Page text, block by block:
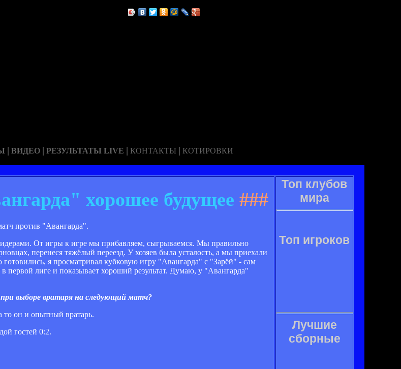
| ВИДЕО | РЕЗУЛЬТАТЫ LIVE | КОНТАКТЫ | КОТИРОВКИ
хорошее будущее ###
против "Авангарда".
От игры к игре мы прибавляем, сыгрываемся. Мы правильно
перенеся тяжёлый переезд. У хозяев была усталость, а мы приехали
я просматривал кубковую игру "Авангарда" с "Зарёй" - сам
первой лиге и показывает хороший результат. Думаю, у "Авангарда"
выборе вратаря на следующий матч?
он и опытный вратарь.
гостей 0:2.
Топ клубов
мира
Топ игроков
Лучшие
сборные